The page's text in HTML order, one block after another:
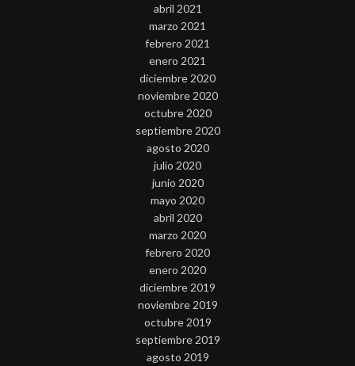
abril 2021
marzo 2021
febrero 2021
enero 2021
diciembre 2020
noviembre 2020
octubre 2020
septiembre 2020
agosto 2020
julio 2020
junio 2020
mayo 2020
abril 2020
marzo 2020
febrero 2020
enero 2020
diciembre 2019
noviembre 2019
octubre 2019
septiembre 2019
agosto 2019